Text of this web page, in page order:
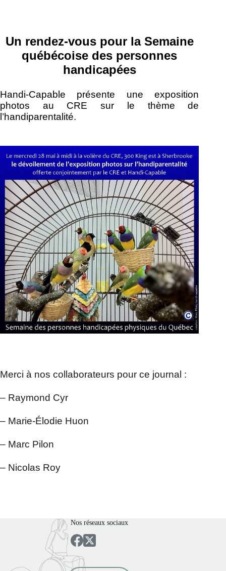
Un rendez-vous pour la Semaine
québécoise des personnes
handicapées
Handi-Capable présente une exposition
photos au CRE sur le thème de
l’handiparentalité.
Merci à nos collaborateurs pour ce journal :
– Raymond Cyr
– Marie-Élodie Huon
– Marc Pilon
– Nicolas Roy
Nos réseaux sociaux